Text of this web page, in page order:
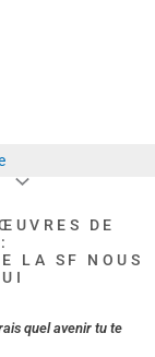
DE
LA SF NOUS
quel avenir tu te